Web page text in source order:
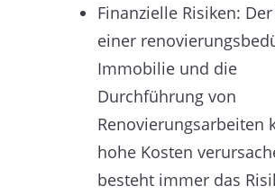
Finanzielle Risiken:
einer
Immobilie und die
Durchführung von
Renovierungsarbeiten
hohe Kosten
besteht immer das